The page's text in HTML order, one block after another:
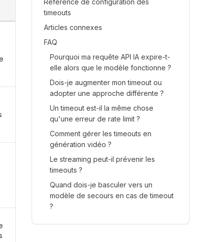
Référence de configuration des
timeouts
Articles connexes
FAQ
Pourquoi ma requête API IA expire-t-
elle alors que le modèle fonctionne ?
Dois-je augmenter mon timeout ou
adopter une approche différente ?
Un timeout est-il la même chose
qu'une erreur de rate limit ?
Comment gérer les timeouts en
génération vidéo ?
Le streaming peut-il prévenir les
timeouts ?
Quand dois-je basculer vers un
modèle de secours en cas de timeout
?